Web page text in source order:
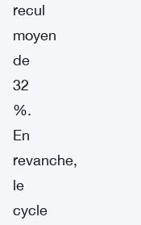
recul
moyen
de
32
%.
En
revanche,
le
cycle